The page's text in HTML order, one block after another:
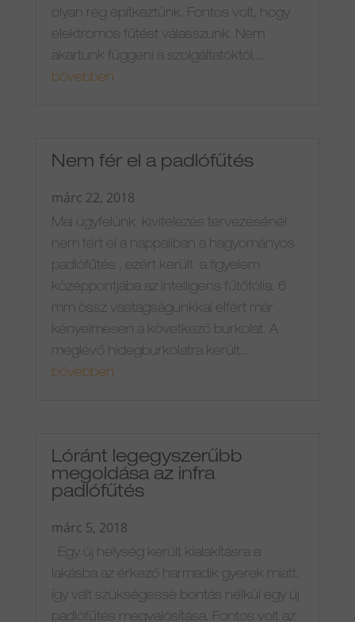
olyan rég építkeztünk. Fontos volt, hogy
elektromos fűtést válasszunk. Nem
akartunk függeni a szolgáltatóktól,...
bővebben
Nem fér el a padlófűtés
márc 22, 2018
Mai ügyfelünk kivitelezés tervezésénél
nem fért el a nappaliban a hagyományos
padlófűtés , ezért került a figyelem
középpontjába az intelligens fűtőfólia. 6
mm össz vastagságunkkal elfért már
kényelmesen a következő burkolat. A
meglévő hidegburkolatra került...
bővebben
Lóránt legegyszerűbb
megoldása az infra
padlófűtés
márc 5, 2018
Egy új helység került kialakításra a
lakásba az érkező harmadik gyerek miatt,
így vált szükségessé bontás nélkül egy új
padlófűtés megvalósítása. Fontos volt az